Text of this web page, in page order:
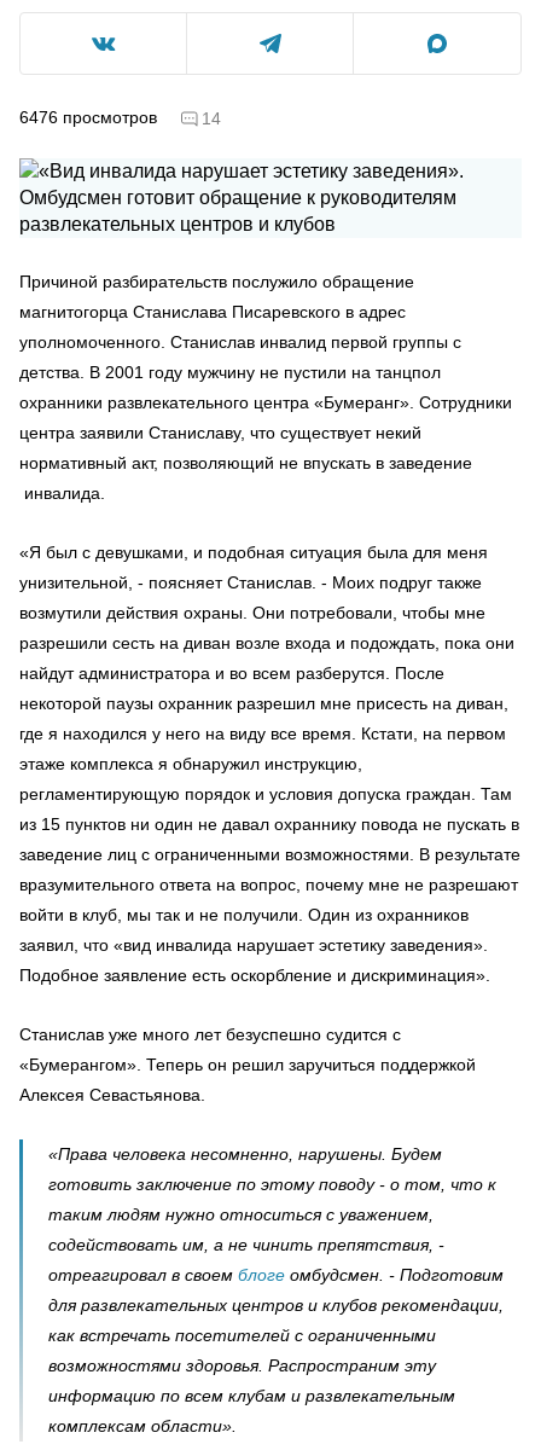
6476 просмотров 14
Причиной разбирательств послужило обращение
магнитогорца Станислава Писаревского в адрес
уполномоченного. Станислав инвалид первой группы с
детства. В 2001 году мужчину не пустили на танцпол
охранники развлекательного центра «Бумеранг». Сотрудники
центра заявили Станиславу, что существует некий
нормативный акт, позволяющий не впускать в заведение
инвалида.
«Я был с девушками, и подобная ситуация была для меня
унизительной, - поясняет Станислав. - Моих подруг также
возмутили действия охраны. Они потребовали, чтобы мне
разрешили сесть на диван возле входа и подождать, пока они
найдут администратора и во всем разберутся. После
некоторой паузы охранник разрешил мне присесть на диван,
где я находился у него на виду все время. Кстати, на первом
этаже комплекса я обнаружил инструкцию,
регламентирующую порядок и условия допуска граждан. Там
из 15 пунктов ни один не давал охраннику повода не пускать в
заведение лиц с ограниченными возможностями. В результате
вразумительного ответа на вопрос, почему мне не разрешают
войти в клуб, мы так и не получили. Один из охранников
заявил, что «вид инвалида нарушает эстетику заведения».
Подобное заявление есть оскорбление и дискриминация».
Станислав уже много лет безуспешно судится с
«Бумерангом». Теперь он решил заручиться поддержкой
Алексея Севастьянова.
«Права человека несомненно, нарушены. Будем
готовить заключение по этому поводу - о том, что к
таким людям нужно относиться с уважением,
содействовать им, а не чинить препятствия, -
отреагировал в своем блоге омбудсмен. - Подготовим
для развлекательных центров и клубов рекомендации,
как встречать посетителей с ограниченными
возможностями здоровья. Распространим эту
информацию по всем клубам и развлекательным
комплексам области».